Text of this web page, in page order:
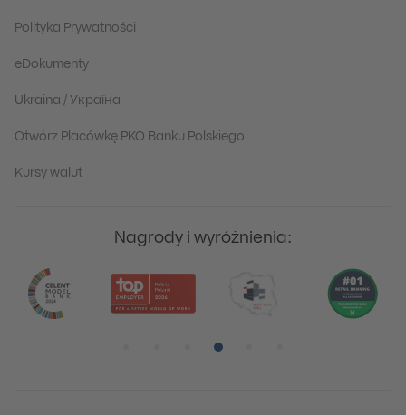
Polityka Prywatności
eDokumenty
Ukraina / Україна
Otwórz Placówkę PKO Banku Polskiego
Kursy walut
Nagrody i wyróżnienia: